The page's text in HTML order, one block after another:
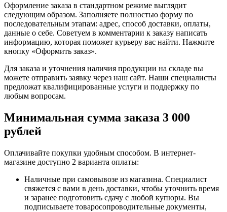
Оформление заказа в стандартном режиме выглядит
следующим образом. Заполняете полностью форму по
последовательным этапам: адрес, способ доставки, оплаты,
данные о себе. Советуем в комментарии к заказу написать
информацию, которая поможет курьеру вас найти. Нажмите
кнопку «Оформить заказ».
Для заказа и уточнения наличия продукции на складе вы
можете отправить заявку через наш сайт. Наши специалисты
предложат квалифицированные услуги и поддержку по
любым вопросам.
Минимальная сумма заказа 3 000
рублей
Оплачивайте покупки удобным способом. В интернет-
магазине доступно 2 варианта оплаты:
Наличные при самовывозе из магазина. Специалист
свяжется с вами в день доставки, чтобы уточнить время
и заранее подготовить сдачу с любой купюры. Вы
подписываете товаросопроводительные документы,